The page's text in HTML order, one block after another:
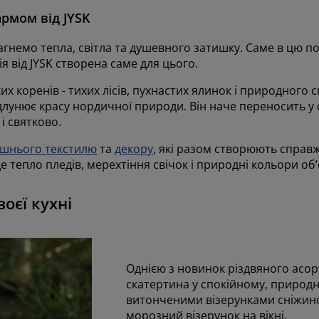
від JYSK
тепла, світла та душевного затишку. Саме в цю
JYSK створена саме для цього.
- тихих лісів, пухнастих ялинок і природного
красу нордичної природи. Він наче переносить у
святково.
текстилюта декору, які разом створюють
пледів, мерехтіння свічок і природні кольори
кухні
Однією з новинок різдвяного
скатертина у спокійному,
витонченими візерунками
морозний візерунок на вікні.